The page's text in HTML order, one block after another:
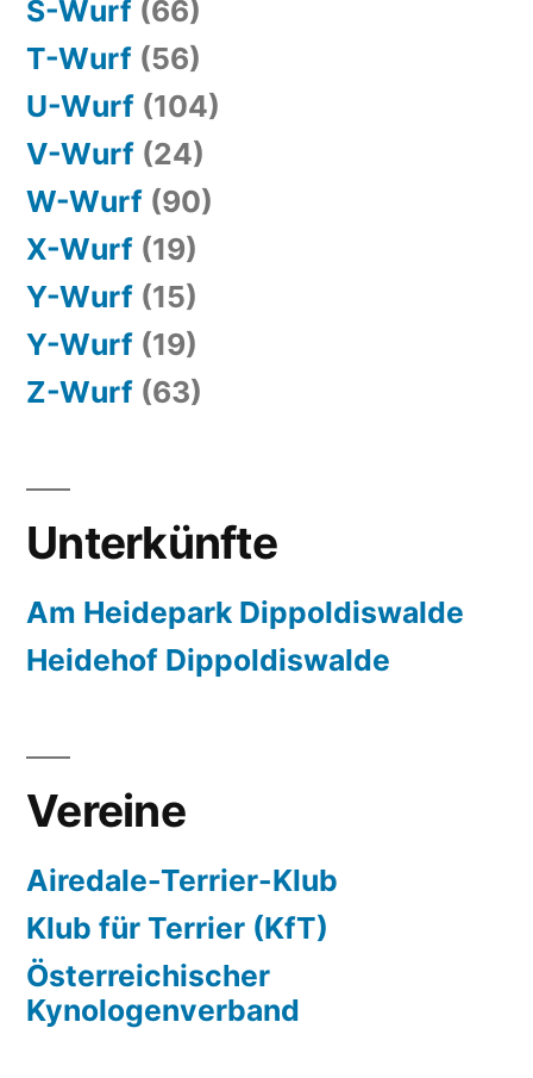
S-Wurf (66)
T-Wurf (56)
U-Wurf (104)
V-Wurf (24)
W-Wurf (90)
X-Wurf (19)
Y-Wurf (15)
Y-Wurf (19)
Z-Wurf (63)
Unterkünfte
Am Heidepark Dippoldiswalde
Heidehof Dippoldiswalde
Vereine
Airedale-Terrier-Klub
Klub für Terrier (KfT)
Österreichischer
Kynologenverband